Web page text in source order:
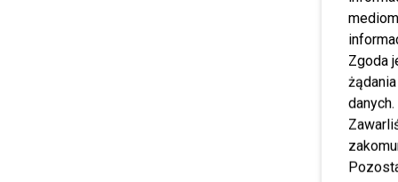
Zgoda
danych.